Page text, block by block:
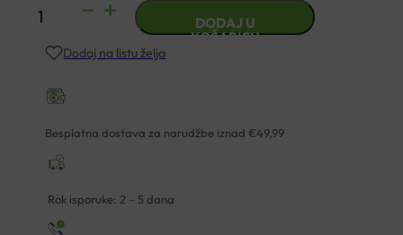
NUGGELA
SULE
AMPULE
4X10ML
DODAJ U
KOŠARICU
Dodaj na listu želja
Besplatna dostava za narudžbe iznad €49,99
Rok isporuke: 2 – 5 dana